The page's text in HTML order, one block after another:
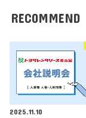
RECOMMEND
2025.11.10